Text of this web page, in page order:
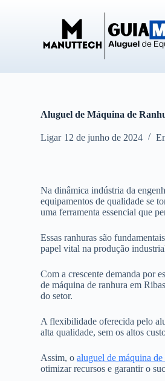
Aluguel de Máquina de
Ligar 12 de junho de 2024
Na dinâmica indústria da
equipamentos de qualidade se
uma ferramenta essencial que
Essas ranhuras são
papel vital na produção
Com a crescente demanda por
de máquina de ranhura em
do setor.
A flexibilidade oferecida pelo
alta qualidade, sem os altos
Assim, oaluguel de máquina de
otimizar recursos e garantir o